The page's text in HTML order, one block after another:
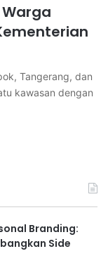
Warga
Tangerang, dan
kawasan dengan
Branding:
Side